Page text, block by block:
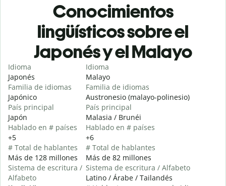
Conocimientos
lingüísticos sobre el
Japonés y el Malayo
Idioma
Japonés
Familia de idiomas
Japónico
País principal
Japón
Hablado en # países
+5
# Total de hablantes
Más de 128 millones
Sistema de escritura /
Alfabeto
Idioma
Malayo
Familia de idiomas
Austronesio (malayo-polinesio)
País principal
Malasia / Brunéi
Hablado en # países
+6
# Total de hablantes
Más de 82 millones
Sistema de escritura / Alfabeto
Latino / Árabe / Tailandés